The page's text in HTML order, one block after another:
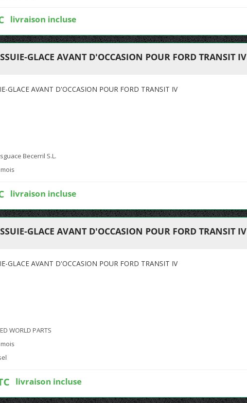
livraison incluse
GLACE AVANT D'OCCASION POUR FORD TRANSIT IV
GLACE AVANT D'OCCASION POUR FORD TRANSIT IV
Becerril S.L.
livraison incluse
GLACE AVANT D'OCCASION POUR FORD TRANSIT IV
GLACE AVANT D'OCCASION POUR FORD TRANSIT IV
WORLD PARTS
livraison incluse